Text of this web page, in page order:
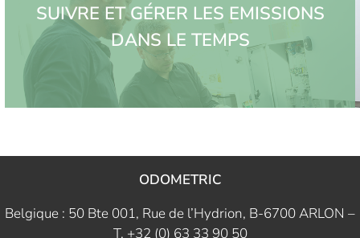
SUIVRE ET GÉRER LES EMISSIONS
DANS LE TEMPS
ODOMETRIC
Belgique : 50 Bte 001, Rue de l’Hydrion, B-6700 ARLON –
T. +32 (0) 63 33 90 50